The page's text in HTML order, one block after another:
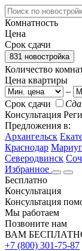
Комнатность
Цена
Срок сдачи
831 новостройка
Количество
Цена квартиры
–
Срок сдачи
Консультация
Предложения в:
Архангельск
Краснодар
Северодвинск
Избранное
Бесплатно
Консультация
Консультация
Мы работаем
Позвоните нам
ВАМ
+7 (800) 301-75-87